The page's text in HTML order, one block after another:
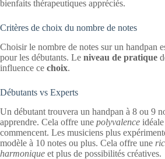
bienfaits thérapeutiques appréciés.
Critères de choix du nombre de notes
Choisir le nombre de notes sur un handpan
pour les débutants. Le niveau de pratique
influence ce choix.
Débutants vs Experts
Un débutant trouvera un handpan à 8 ou 9
apprendre. Cela offre une polyvalence
commencent. Les musiciens plus
modèle à 10 notes ou plus. Cela offre une
harmonique et plus de possibilités créatives.